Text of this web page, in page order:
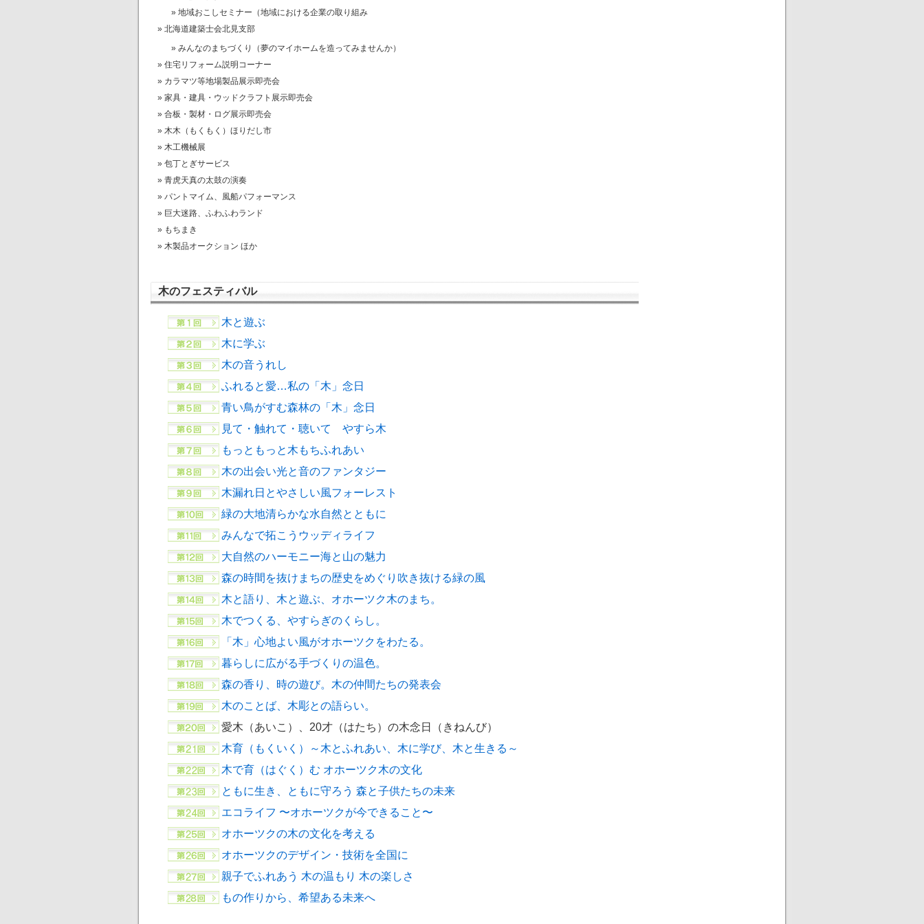
地域おこしセミナー（地域における企業の取り組み
北海道建築士会北見支部
みんなのまちづくり（夢のマイホームを造ってみませんか）
住宅リフォーム説明コーナー
カラマツ等地場製品展示即売会
家具・建具・ウッドクラフト展示即売会
合板・製材・ログ展示即売会
木木（もくもく）ほりだし市
木工機械展
包丁とぎサービス
青虎天真の太鼓の演奏
パントマイム、風船パフォーマンス
巨大迷路、ふわふわランド
もちまき
木製品オークション ほか
木のフェスティバル
木と遊ぶ
木に学ぶ
木の音うれし
ふれると愛…私の「木」念日
青い鳥がすむ森林の「木」念日
見て・触れて・聴いて やすら木
もっともっと木もちふれあい
木の出会い光と音のファンタジー
木漏れ日とやさしい風フォーレスト
緑の大地清らかな水自然とともに
みんなで拓こうウッディライフ
大自然のハーモニー海と山の魅力
森の時間を抜けまちの歴史をめぐり吹き抜ける緑の風
木と語り、木と遊ぶ、オホーツク木のまち。
木でつくる、やすらぎのくらし。
「木」心地よい風がオホーツクをわたる。
暮らしに広がる手づくりの温色。
森の香り、時の遊び。木の仲間たちの発表会
木のことば、木彫との語らい。
愛木（あいこ）、20才（はたち）の木念日（きねんび）
木育（もくいく）～木とふれあい、木に学び、木と生きる～
木で育（はぐく）む オホーツク木の文化
ともに生き、ともに守ろう 森と子供たちの未来
エコライフ 〜オホーツクが今できること〜
オホーツクの木の文化を考える
オホーツクのデザイン・技術を全国に
親子でふれあう 木の温もり 木の楽しさ
もの作りから、希望ある未来へ